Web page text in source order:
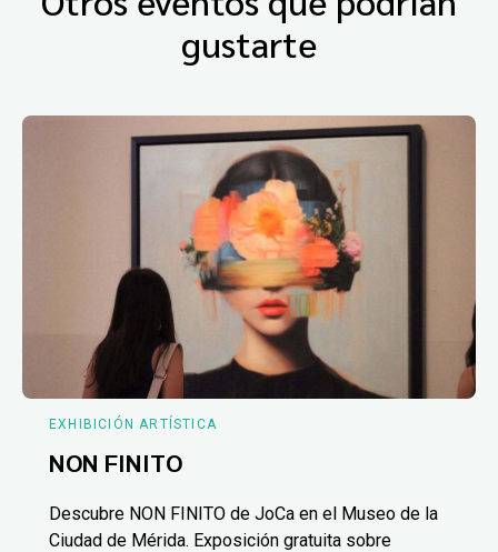
gustarte
EXHIBICIÓN ARTÍSTICA
NON FINITO
Descubre NON FINITO de JoCa en el Museo de la
Ciudad de Mérida. Exposición gratuita sobre